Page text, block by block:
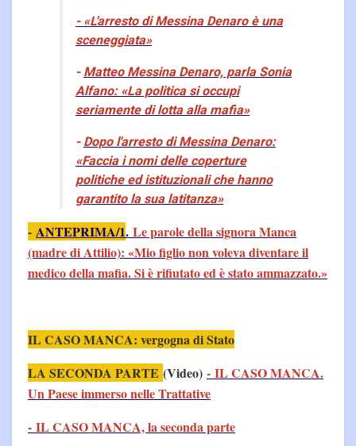
- «L'arresto di Messina Denaro è una
sceneggiata»
-Matteo Messina Denaro, parla Sonia
Alfano: «La politica si occupi
seriamente di lotta alla mafia»
-Dopo l'arresto di Messina Denaro:
«Faccia i nomi delle coperture
politiche ed istituzionali che hanno
garantito la sua latitanza»
- ANTEPRIMA/1. Le parole della signora Manca
(madre di Attilio): «Mio figlio non voleva diventare il
medico della mafia. Si è rifiutato ed è stato ammazzato.»
IL CASO MANCA: vergogna di Stato
LA SECONDA PARTE (Video) - IL CASO MANCA.
Un Paese immerso nelle Trattative
- IL CASO MANCA, la seconda parte